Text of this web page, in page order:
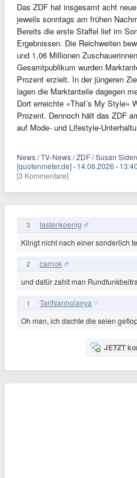
Das ZDF hat insgesamt acht
jeweils sonntags am frühen
Bereits die erste Staffel lief im
Ergebnissen. Die Reichweiten
und 1,06 Millionen
Gesamtpublikum wurden
Prozent erzielt. In der jüngeren
lagen die Marktanteile dagegen
Dort erreichte «That’s My Style»
Prozent. Dennoch hält das ZDF
auf Mode- und Lifestyle-
News / TV-News / ZDF / Susan
[quotenmeter.de] · 14.06.2026 ·
[3 Kommentare]
3 tastenkoenig
Klingt nicht nach einer sonderlich
2 carnok
und dafür zahlt man
1 TariNarmolanya
Oh man, ich dachte die seien
JETZT